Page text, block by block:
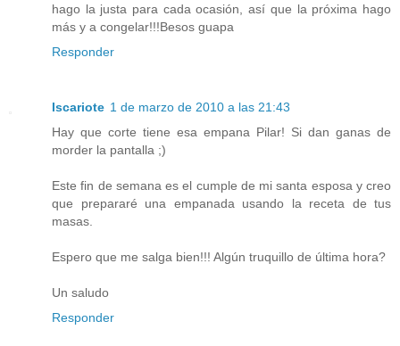
hago la justa para cada ocasión, así que la próxima hago
más y a congelar!!!Besos guapa
Responder
Iscariote 1 de marzo de 2010 a las 21:43
Hay que corte tiene esa empana Pilar! Si dan ganas de
morder la pantalla ;)
Este fin de semana es el cumple de mi santa esposa y creo
que prepararé una empanada usando la receta de tus
masas.
Espero que me salga bien!!! Algún truquillo de última hora?
Un saludo
Responder